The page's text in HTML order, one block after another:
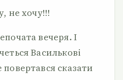
не хочу!!!
вечеря. І
Василькові
сказати